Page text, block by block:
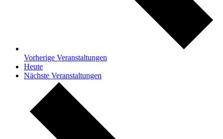
Vorherige Veranstaltungen
Heute
Nächste Veranstaltungen